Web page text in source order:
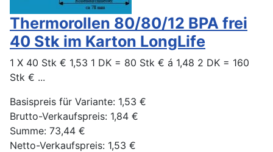
Thermorollen 80/80/12 BPA frei
40 Stk im Karton LongLife
1 X 40 Stk € 1,53 1 DK = 80 Stk € á 1,48 2 DK = 160
Stk € ...
Basispreis für Variante: 1,53 €
Brutto-Verkaufspreis: 1,84 €
Summe: 73,44 €
Netto-Verkaufspreis: 1,53 €